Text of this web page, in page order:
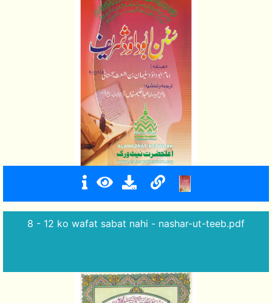
8 - 12 ko wafat sabat nahi - nashar-ut-teeb.pdf